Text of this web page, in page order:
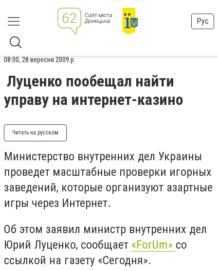
Рус
08:00, 28 вересня 2009 р.
Луценко пообещал найти
управу на интернет-казино
Читать на русском
Министерство внутренних дел Украины
проведет масштабные проверки игорных
заведений, которые организуют азартные
игры через Интернет.
Об этом заявил министр внутренних дел
Юрий Луценко, сообщает «ForUm» со
ссылкой на газету «Сегодня».